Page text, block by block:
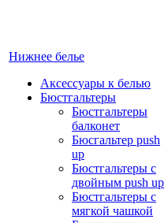
Нижнее белье
Аксессуары к белью
Бюстгальтеры
Бюстгальтеры
балконет
Бюсгальтер push
up
Бюстгальтеры с
двойным push up
Бюстгальтеры с
мягкой чашкой